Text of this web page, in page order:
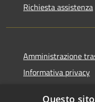
Richiesta assistenza
Amministrazione
Informativa privacy
Questo